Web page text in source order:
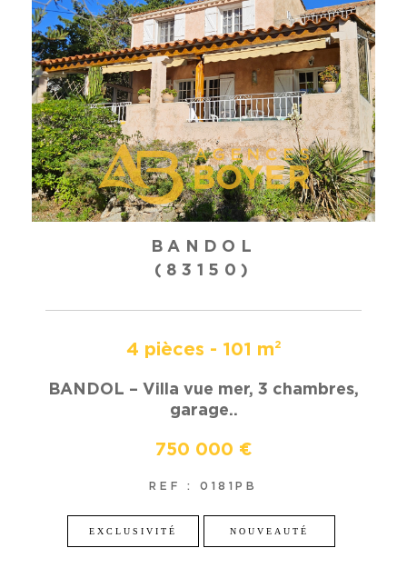
BANDOL
(83150)
4 pièces - 101 m²
BANDOL – Villa vue mer, 3 chambres,
garage..
750 000 €
REF : 0181PB
EXCLUSIVITÉ NOUVEAUTÉ